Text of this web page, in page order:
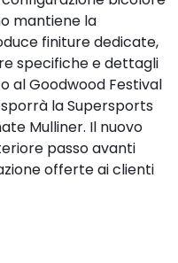
mantiene la
finiture dedicate,
specifiche e dettagli
al Goodwood Festival
la Supersports
Mulliner. Il nuovo
passo avanti
offerte ai clienti